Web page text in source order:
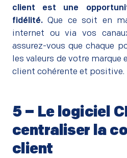
client est une
fidélité. Que ce soit en
internet ou via vos
assurez-vous que chaque
les valeurs de votre marque
client cohérente et positive.
5 – Le logiciel
centraliser la
client